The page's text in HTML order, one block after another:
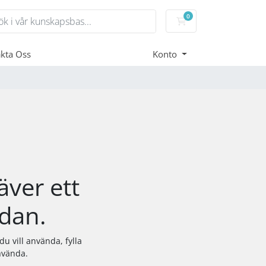
0
Kundvagn
Oss Konto
ett
vill använda, fylla